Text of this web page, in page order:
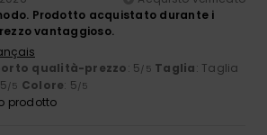
Prodotto acquistato durante i
vantaggioso.
qualità-prezzo: 5/5 Taglia: Taglia
/5 Colore: 5/5
prodotto